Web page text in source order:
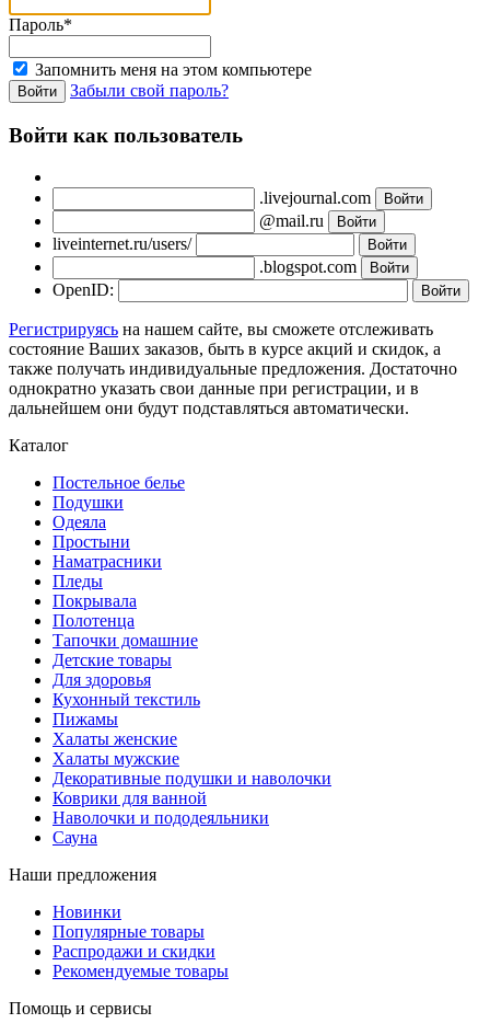
Пароль*
Запомнить меня на этом компьютере
Забыли свой пароль?
Войти как пользователь
.livejournal.com
@mail.ru
liveinternet.ru/users/
.blogspot.com
OpenID:
Регистрируясь на нашем сайте, вы сможете отслеживать
состояние Ваших заказов, быть в курсе акций и скидок, а
также получать индивидуальные предложения. Достаточно
однократно указать свои данные при регистрации, и в
дальнейшем они будут подставляться автоматически.
Каталог
Постельное белье
Подушки
Одеяла
Простыни
Наматрасники
Пледы
Покрывала
Полотенца
Тапочки домашние
Детские товары
Для здоровья
Кухонный текстиль
Пижамы
Халаты женские
Халаты мужские
Декоративные подушки и наволочки
Коврики для ванной
Наволочки и пододеяльники
Сауна
Наши предложения
Новинки
Популярные товары
Распродажи и скидки
Рекомендуемые товары
Помощь и сервисы